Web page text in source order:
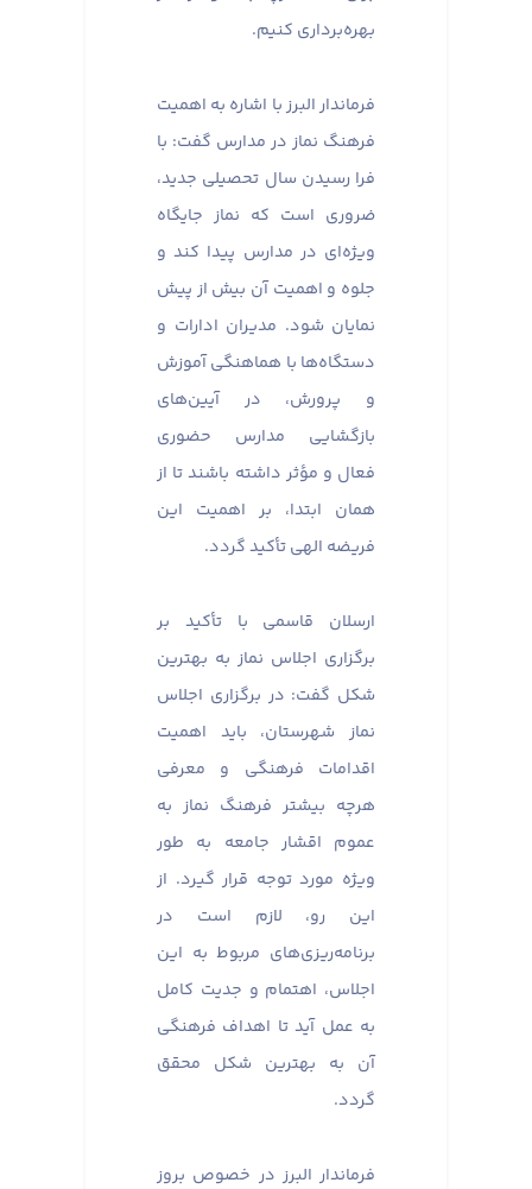
بهره‌برداری کنیم.
فرماندار البرز با اشاره به اهمیت
فرهنگ نماز در مدارس گفت: با
فرا رسیدن سال تحصیلی جدید،
ضروری است که نماز جایگاه
ویژه‌ای در مدارس پیدا کند و
جلوه و اهمیت آن بیش از پیش
نمایان شود. مدیران ادارات و
دستگاه‌ها با هماهنگی آموزش
و پرورش، در آیین‌های
بازگشایی مدارس حضوری
فعال و مؤثر داشته باشند تا از
همان ابتدا، بر اهمیت این
فریضه الهی تأکید گردد.
ارسلان قاسمی با تأکید بر
برگزاری اجلاس نماز به بهترین
شکل گفت: در برگزاری اجلاس
نماز شهرستان، باید اهمیت
اقدامات فرهنگی و معرفی
هرچه بیشتر فرهنگ نماز به
عموم اقشار جامعه به طور
ویژه مورد توجه قرار گیرد. از
این رو، لازم است در
برنامه‌ریزی‌های مربوط به این
اجلاس، اهتمام و جدیت کامل
به عمل آید تا اهداف فرهنگی
آن به بهترین شکل محقق
گردد.
فرماندار البرز در خصوص بروز